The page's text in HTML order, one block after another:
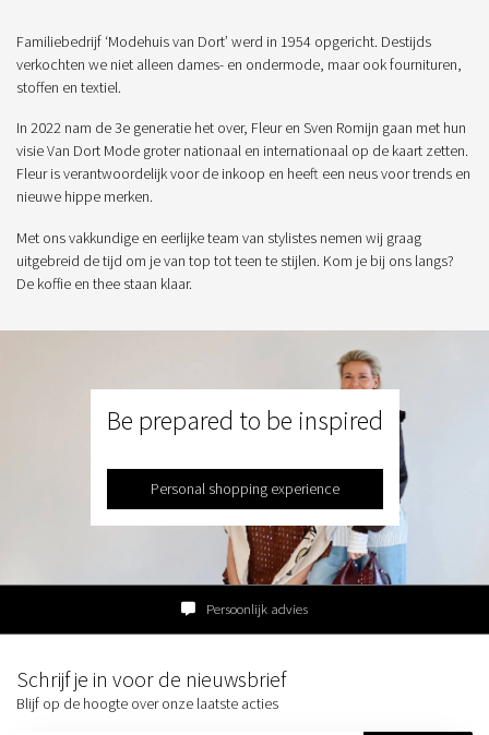
Familiebedrijf ‘Modehuis van Dort’ werd in 1954 opgericht. Destijds
verkochten we niet alleen dames- en ondermode, maar ook fournituren,
stoffen en textiel.
In 2022 nam de 3e generatie het over, Fleur en Sven Romijn gaan met hun
visie Van Dort Mode groter nationaal en internationaal op de kaart zetten.
Fleur is verantwoordelijk voor de inkoop en heeft een neus voor trends en
nieuwe hippe merken.
Met ons vakkundige en eerlijke team van stylistes nemen wij graag
uitgebreid de tijd om je van top tot teen te stijlen. Kom je bij ons langs?
De koffie en thee staan klaar.
Be prepared to be inspired
Personal shopping experience
Persoonlijk advies
Schrijf je in voor de nieuwsbrief
Blijf op de hoogte over onze laatste acties